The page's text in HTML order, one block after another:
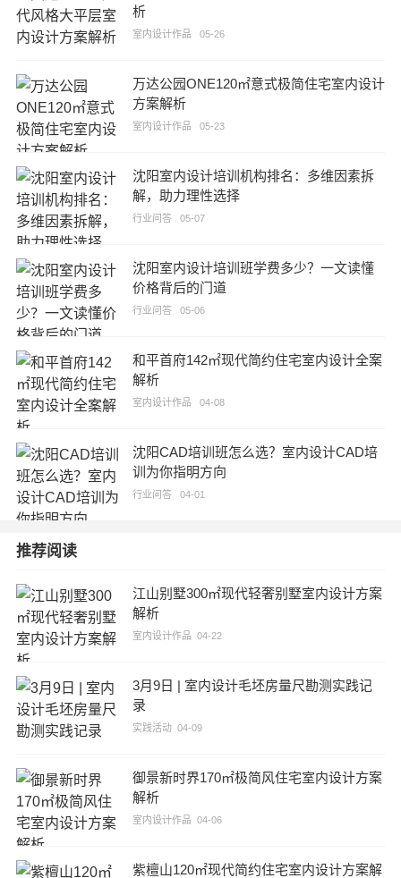
析
室内设计作品 05-26
万达公园ONE120㎡意式极简住宅室内设计
方案解析
室内设计作品 05-23
沈阳室内设计培训机构排名：多维因素拆
解，助力理性选择
行业问答05-07
沈阳室内设计培训班学费多少？一文读懂
价格背后的门道
行业问答05-06
和平首府142㎡现代简约住宅室内设计全案
解析
室内设计作品 04-08
沈阳CAD培训班怎么选？室内设计CAD培
训为你指明方向
行业问答04-01
推荐阅读
江山别墅300㎡现代轻奢别墅室内设计方案
解析
室内设计作品 04-22
3月9日 | 室内设计毛坯房量尺勘测实践记
录
实践活动04-09
御景新时界170㎡极简风住宅室内设计方案
解析
室内设计作品 04-06
紫檀山120㎡现代简约住宅室内设计方案解